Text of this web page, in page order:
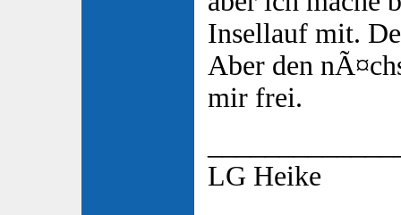
Insellauf mit.
Aber den
mir frei.
LG Heike